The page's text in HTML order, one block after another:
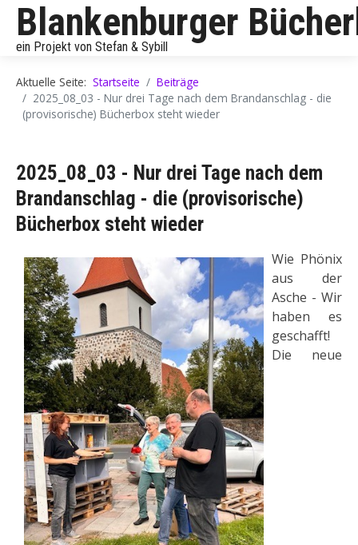
Blankenburger
ein Projekt von Stefan & Sybill
Aktuelle Seite: Startseite
Beiträge
2025_08_03 - Nur drei Tage nach dem Brandanschlag - die
(provisorische) Bücherbox steht wieder
2025_08_03 - Nur drei Tage nach dem
Brandanschlag - die (provisorische)
Bücherbox steht wieder
Wie Phönix
aus der
Asche - Wir
haben es
geschafft!
Die neue